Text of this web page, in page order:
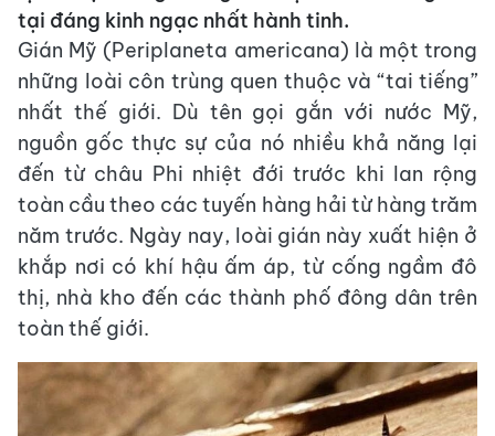
tại đáng kinh ngạc nhất hành tinh.
Gián Mỹ (Periplaneta americana) là một trong
những loài côn trùng quen thuộc và “tai tiếng”
nhất thế giới. Dù tên gọi gắn với nước Mỹ,
nguồn gốc thực sự của nó nhiều khả năng lại
đến từ châu Phi nhiệt đới trước khi lan rộng
toàn cầu theo các tuyến hàng hải từ hàng trăm
năm trước. Ngày nay, loài gián này xuất hiện ở
khắp nơi có khí hậu ấm áp, từ cống ngầm đô
thị, nhà kho đến các thành phố đông dân trên
toàn thế giới.